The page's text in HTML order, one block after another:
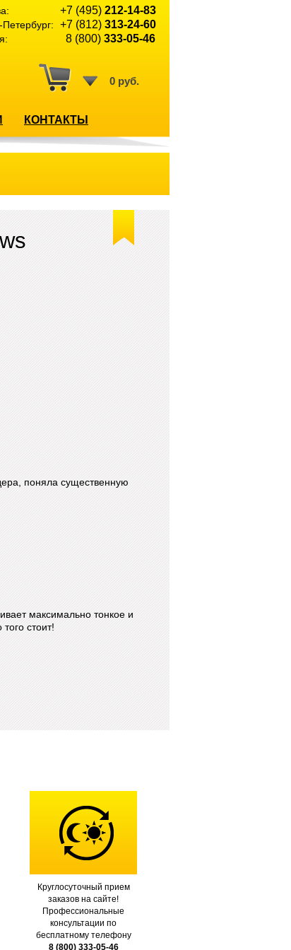
+7 (495) 212-14-83
Петербург: +7 (812) 313-24-60
8 (800) 333-05-46
0 руб.
КОНТАКТЫ
поняла существенную
максимально тонкое и
стоит!
Круглосуточный прием
заказов на сайте!
Профессиональные
консультации по
бесплатному телефону
8 (800) 333-05-46